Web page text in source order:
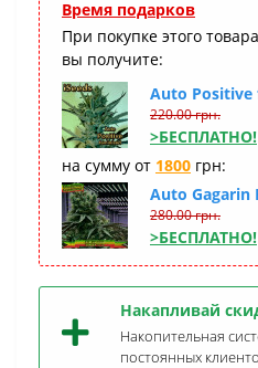
Время подарков
При покупке этого
вы получите:
Auto Positive
220.00 грн.
>БЕСПЛАТНО!
на сумму от 1800 грн:
Auto Gagarin
280.00 грн.
>БЕСПЛАТНО!
Накапливай
Накопительная
постоянных